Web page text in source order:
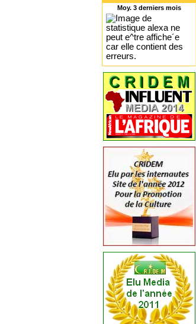
Moy. 3 derniers mois